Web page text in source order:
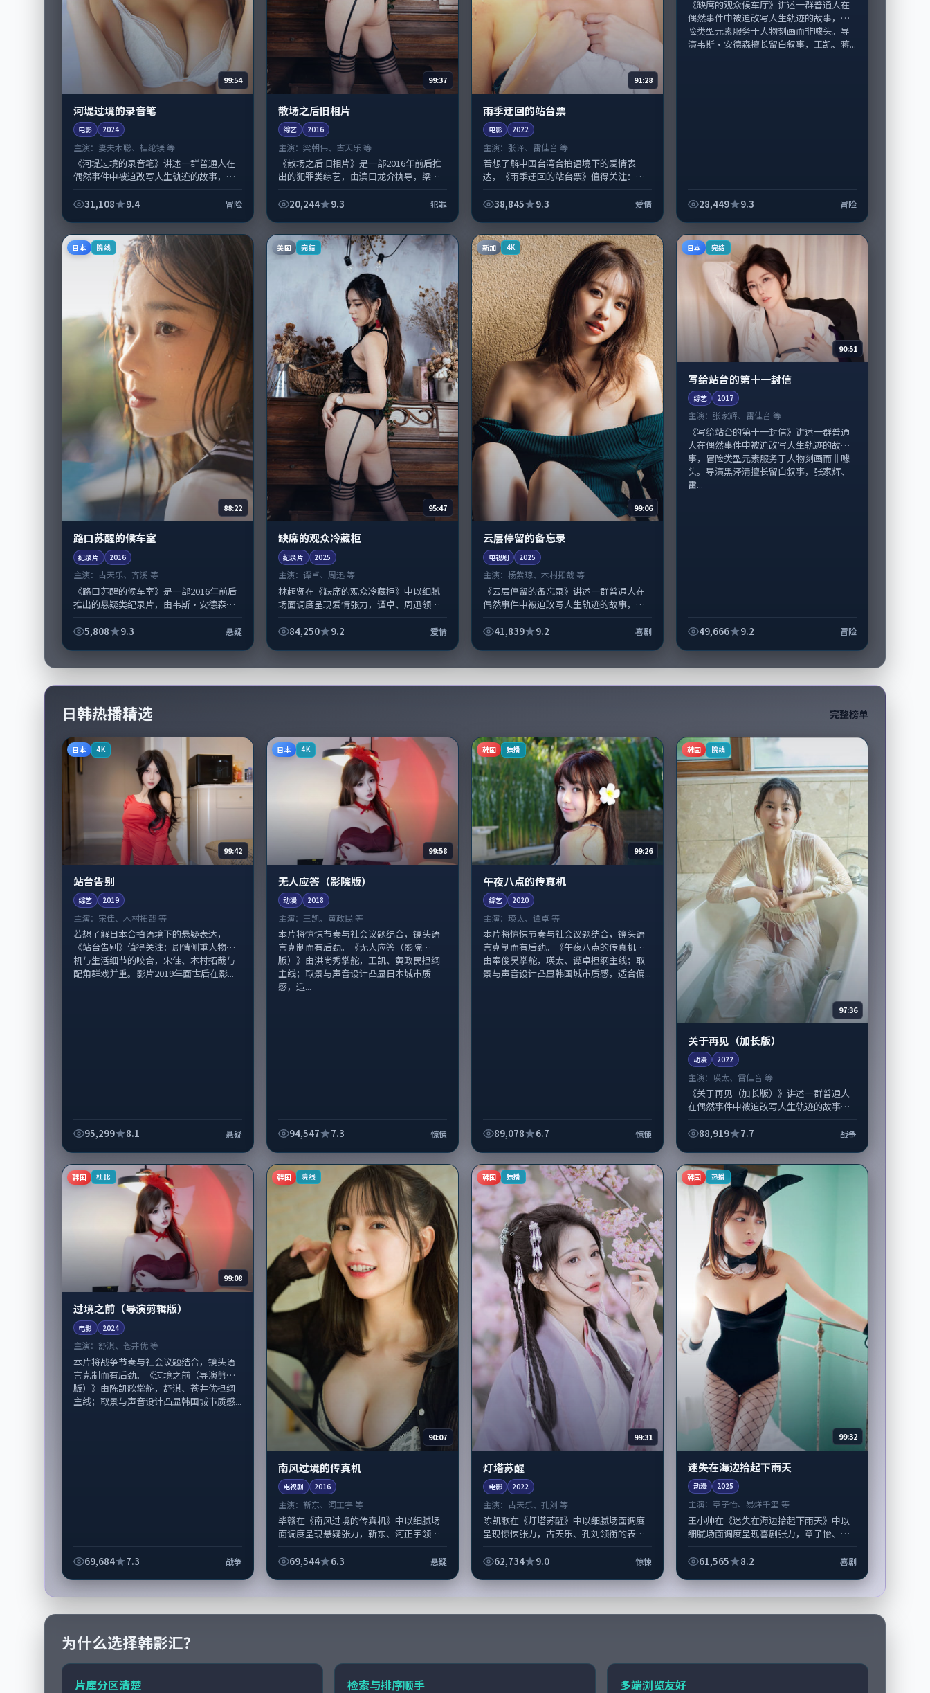
99:54
河堤过境的录音笔
电影 2024
主演： 妻夫木聪、桂纶镁 等
《河堤过境的录音笔》讲述一群普通人在
偶然事件中被迫改写人生轨迹的故事，冒
演王小帅擅长留白叙事，妻夫木聪、桂纶...
31,108 9.4 冒险
99:37
散场之后旧相片
综艺 2016
主演：梁朝伟、古天乐 等
《散场之后旧相片》是一部2016年前后推
出的犯罪类综艺，由滨口龙介执导，梁朝
要戏份。故事围绕当代都市中的抉择...
20,244 9.3 犯罪
91:28
雨季迂回的站台票
电影 2022
主演： 张译、雷佳音 等
若想了解中国台湾合拍语境下的爱情表
达，《雨季迂回的站台票》值得关注：剧
译、雷佳音与配角群戏并重。影片2022
38,845 9.3 爱情
《缺席的观众候车厅》讲述一群普通人在
偶然事件中被迫改写人生轨迹的故事，冒
险类型元素服务于人物刻画而非噱头。导
演韦斯·安德森擅长留白叙事，王凯、蒋...
28,449 9.3 冒险
日本 院线
88:22
路口苏醒的候车室
纪录片 2016
主演： 古天乐、齐溪 等
《路口苏醒的候车室》是一部2016年前后
推出的悬疑类纪录片，由韦斯·安德森执
亦参与重要戏份。故事围绕当代都市...
5,808 9.3 悬疑
美国 完结
95:47
缺席的观众冷藏柜
纪录片 2025
主演：谭卓、周迅 等
林超贤在《缺席的观众冷藏柜》中以细腻
场面调度呈现爱情张力，谭卓、周迅领衔
美国完成制作协同，2025-05-1...
84,250 9.2 爱情
新加 4K
99:06
云层停留的备忘录
电视剧 2025
主演：杨紫琼、木村拓哉 等
《云层停留的备忘录》讲述一群普通人在
偶然事件中被迫改写人生轨迹的故事，喜
演韦斯·安德森擅长留白叙事，杨紫琼、...
41,839 9.2 喜剧
日本 完结
90:51
写给站台的第十一封信
综艺 2017
主演： 张家辉、雷佳音 等
《写给站台的第十一封信》讲述一群普通
人在偶然事件中被迫改写人生轨迹的故
事，冒险类型元素服务于人物刻画而非噱
头。导演黑泽清擅长留白叙事，张家辉、
雷...
49,666 9.2 冒险
日韩热播精选 完整榜单
日本 4K
99:42
站台告别
综艺 2019
主演： 宋佳、木村拓哉 等
若想了解日本合拍语境下的悬疑表达，
《站台告别》值得关注：剧情侧重人物动
机与生活细节的咬合，宋佳、木村拓哉与
配角群戏并重。影片2019年面世后在影...
95,299 8.1 悬疑
日本 4K
99:58
无人应答（影院版）
动漫 2018
主演： 王凯、黄政民 等
本片将惊悚节奏与社会议题结合，镜头语
言克制而有后劲。《无人应答（影院
版）》由洪尚秀掌舵，王凯、黄政民担纲
主线；取景与声音设计凸显日本城市质
感，适...
94,547 7.3 惊悚
韩国 独播
99:26
午夜八点的传真机
综艺 2020
主演：瑛太、谭卓 等
本片将惊悚节奏与社会议题结合，镜头语
言克制而有后劲。《午夜八点的传真机》
由奉俊昊掌舵，瑛太、谭卓担纲主线；取
景与声音设计凸显韩国城市质感，适合偏...
89,078 6.7 惊悚
韩国 院线
97:36
关于再见（加长版）
动漫 2022
主演：瑛太、雷佳音 等
《关于再见（加长版）》讲述一群普通人
在偶然事件中被迫改写人生轨迹的故事，
导演毕赣擅长留白叙事，瑛太、雷佳音的...
88,919 7.7 战争
韩国 杜比
99:08
过境之前（导演剪辑版）
电影 2024
主演： 舒淇、苍井优 等
本片将战争节奏与社会议题结合，镜头语
言克制而有后劲。《过境之前（导演剪辑
版）》由陈凯歌掌舵，舒淇、苍井优担纲
主线；取景与声音设计凸显韩国城市质感...
69,684 7.3 战争
韩国 院线
90:07
南风过境的传真机
电视剧 2016
主演：靳东、河正宇 等
毕赣在《南风过境的传真机》中以细腻场
面调度呈现悬疑张力，靳东、河正宇领衔
韩国完成制作协同，2016-12-2...
69,544 6.3 悬疑
韩国 独播
99:31
灯塔苏醒
电影 2022
主演： 古天乐、孔刘 等
陈凯歌在《灯塔苏醒》中以细腻场面调度
呈现惊悚张力，古天乐、孔刘领衔的表演
成制作协同，2022-05-22纳入...
62,734 9.0 惊悚
韩国 热播
99:32
迷失在海边拾起下雨天
动漫 2025
主演：章子怡、易烊千玺 等
王小帅在《迷失在海边拾起下雨天》中以
细腻场面调度呈现喜剧张力，章子怡、易
后期主要在韩国完成制作协同，2025...
61,565 8.2 喜剧
为什么选择韩影汇？
片库分区清楚 检索与排序顺手 多端浏览友好